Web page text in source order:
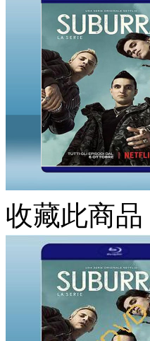
收藏此商品